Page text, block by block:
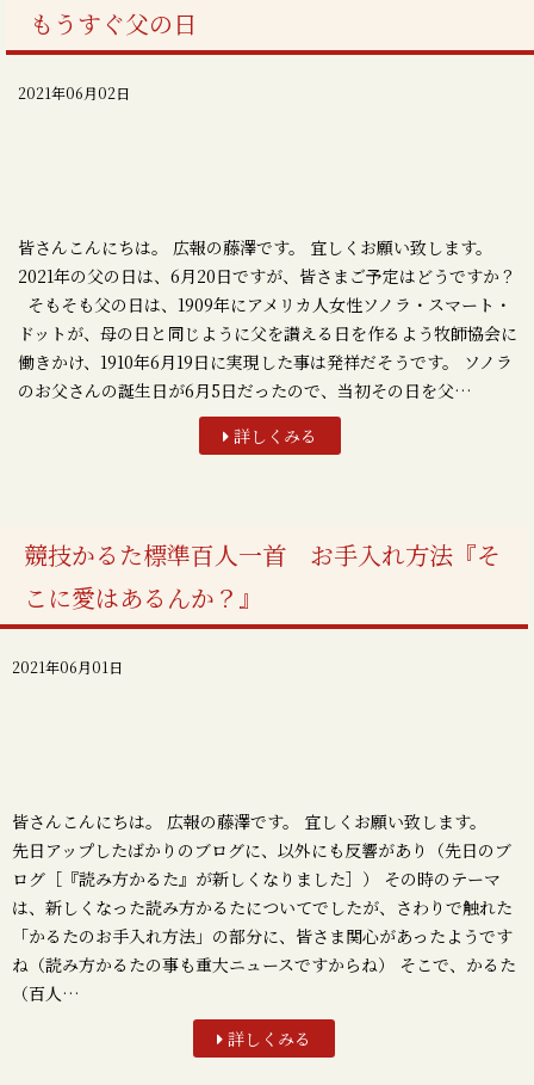
もうすぐ父の日
2021年06月02日
皆さんこんにちは。 広報の藤澤です。 宜しくお願い致します。
2021年の父の日は、6月20日ですが、皆さまご予定はどうですか？
そもそも父の日は、1909年にアメリカ人女性ソノラ・スマート・
ドットが、母の日と同じように父を讃える日を作るよう牧師協会に
働きかけ、1910年6月19日に実現した事は発祥だそうです。 ソノラ
のお父さんの誕生日が6月5日だったので、当初その日を父…
詳しくみる
競技かるた標準百人一首 お手入れ方法『そ
こに愛はあるんか？』
2021年06月01日
皆さんこんにちは。 広報の藤澤です。 宜しくお願い致します。
先日アップしたばかりのブログに、以外にも反響があり（先日のブ
ログ［『読み方かるた』が新しくなりました］） その時のテーマ
は、新しくなった読み方かるたについてでしたが、さわりで触れた
「かるたのお手入れ方法」の部分に、皆さま関心があったようです
ね（読み方かるたの事も重大ニュースですからね） そこで、かるた
（百人…
詳しくみる